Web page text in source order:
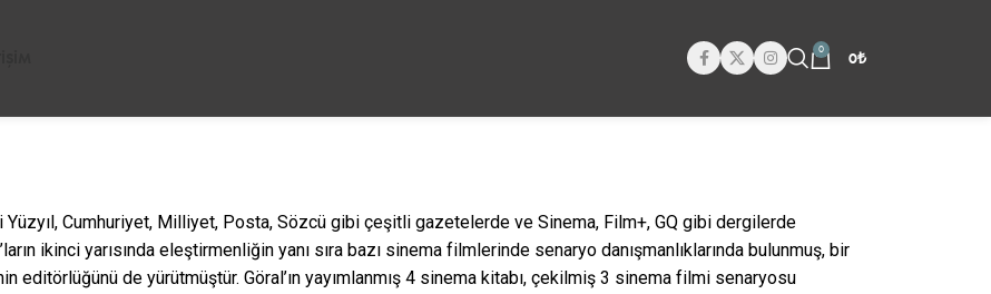
0 0₺
Cumhuriyet, Milliyet, Posta, Sözcü gibi çeşitli gazetelerde ve Sinema, Film+, GQ gibi dergilerde
ikinci yarısında eleştirmenliğin yanı sıra bazı sinema filmlerinde senaryo danışmanlıklarında bulunmuş, bir
de yürütmüştür. Göral’ın yayımlanmış 4 sinema kitabı, çekilmiş 3 sinema filmi senaryosu